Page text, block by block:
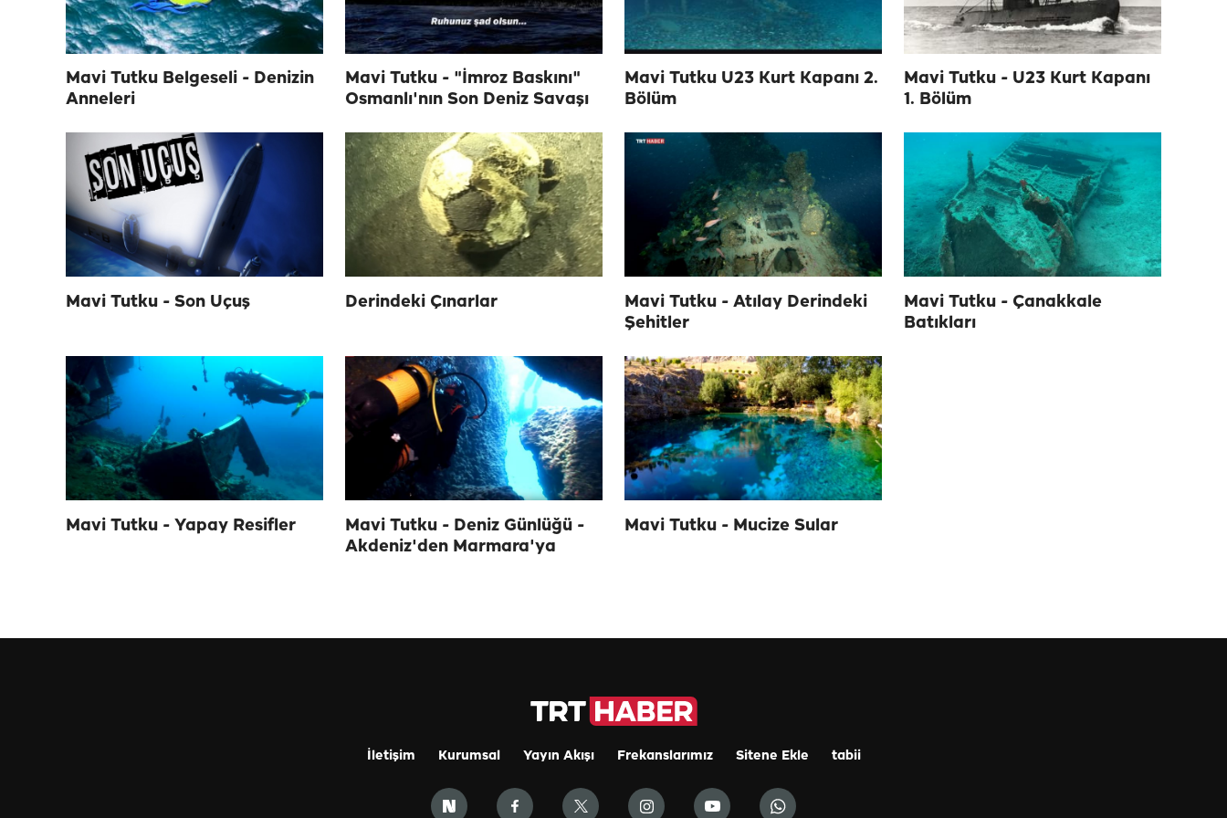
Mavi Tutku Belgeseli - Denizin
Anneleri
Mavi Tutku - "İmroz Baskını"
Osmanlı'nın Son Deniz Savaşı
Mavi Tutku U23 Kurt Kapanı 2.
Bölüm
Mavi Tutku - U23 Kurt Kapanı
1. Bölüm
Mavi Tutku - Son Uçuş Derindeki Çınarlar
Mavi Tutku - Atılay Derindeki
Şehitler
Mavi Tutku - Çanakkale
Batıkları
Mavi Tutku - Yapay Resifler
Mavi Tutku - Deniz Günlüğü -
Akdeniz'den Marmara'ya
Mavi Tutku - Mucize Sular
İletişim Kurumsal Yayın Akışı Frekanslarımız Sitene Ekle tabii